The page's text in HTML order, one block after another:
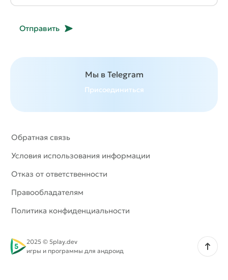
Отправить
Мы в Telegram
Присоединиться
Обратная связь
Условия использования информации
Отказ от ответственности
Правообладателям
Политика конфиденциальности
2025 © 5play.dev
игры и программы для андроид
Наверх